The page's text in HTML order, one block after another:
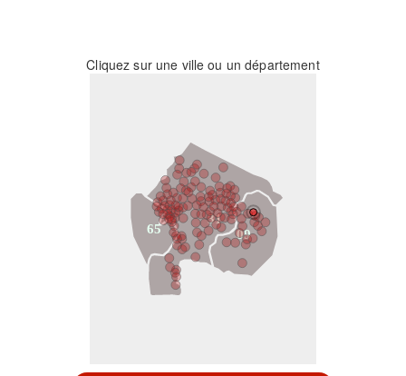
Cliquez sur une ville ou un département
31
09
65